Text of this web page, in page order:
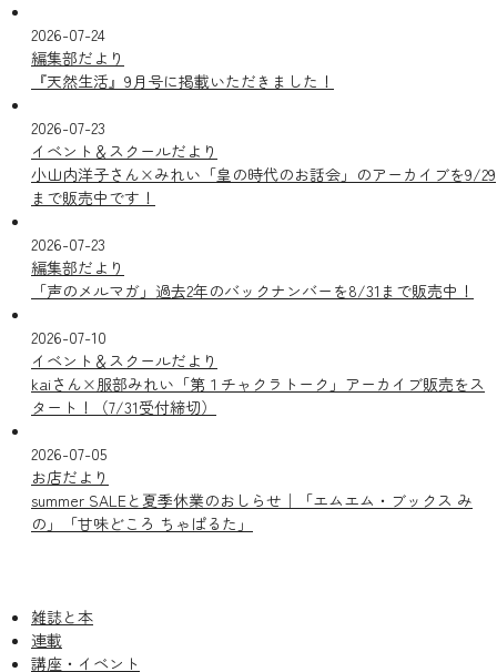
2026-07-24
編集部だより
『天然生活』9月号に掲載いただきました！
2026-07-23
イベント＆スクールだより
小山内洋子さん×みれい「皇の時代のお話会」のアーカイブを9/29
まで販売中です！
2026-07-23
編集部だより
「声のメルマガ」過去2年のバックナンバーを8/31まで販売中！
2026-07-10
イベント＆スクールだより
kaiさん×服部みれい「第１チャクラトーク」アーカイブ販売をス
タート！（7/31受付締切）
2026-07-05
お店だより
summer SALEと夏季休業のおしらせ｜「エムエム・ブックス み
の」「甘味どころ ちゃぱるた」
雑誌と本
連載
講座・イベント